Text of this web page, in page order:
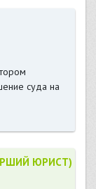
суда на
ЮРИСТ)